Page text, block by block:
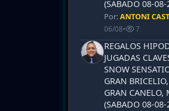
(SABADO 08-
Por:ANTONI
06/08• 7
REGALOS
JUGADAS
SNOW
GRAN
GRAN CANELO,
(SABADO 08-